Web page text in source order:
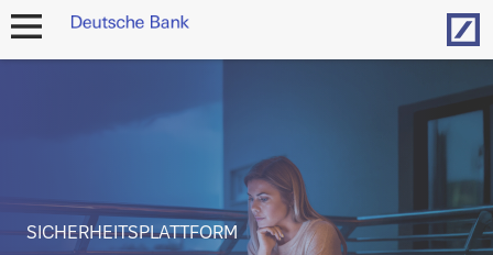
Navigation
SICHERHEITSPLATTFORM